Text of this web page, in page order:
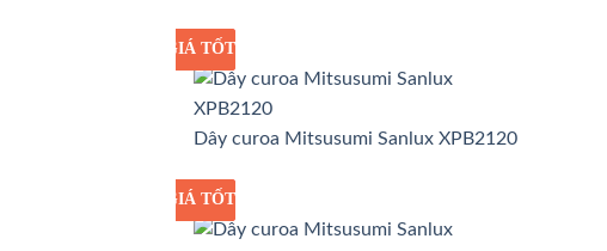
GIÁ SỈ
GIÁ TỐT
Dây curoa Mitsusumi Sanlux XPB2120
GIÁ SỈ
GIÁ TỐT